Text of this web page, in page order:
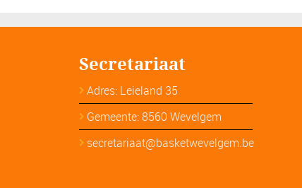
Secretariaat
Adres: Leieland 35
Gemeente: 8560 Wevelgem
secretariaat@basketwevelgem.be